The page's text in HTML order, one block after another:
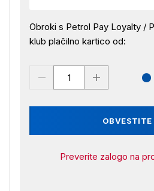
Obroki s Petrol Pay Loyalty /
klub plačilno kartico od:
OBVESTITE
Preverite zalogo na